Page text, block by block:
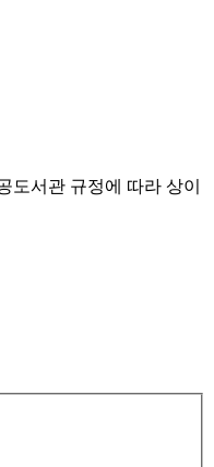
도서관 규정에 따라 상이